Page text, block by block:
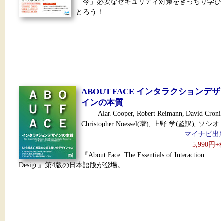
「今」必要なセキュリティ対策をきっちり学び
とろう！
ABOUT FACE インタラクションデザ
インの本質
Alan Cooper, Robert Reimann, David
Christopher Noessel(著), 上野 学(監訳), ソシ
マイナビ出
5,990円+
『About Face: The Essentials of Interaction
Design』第4版の日本語版が登場。